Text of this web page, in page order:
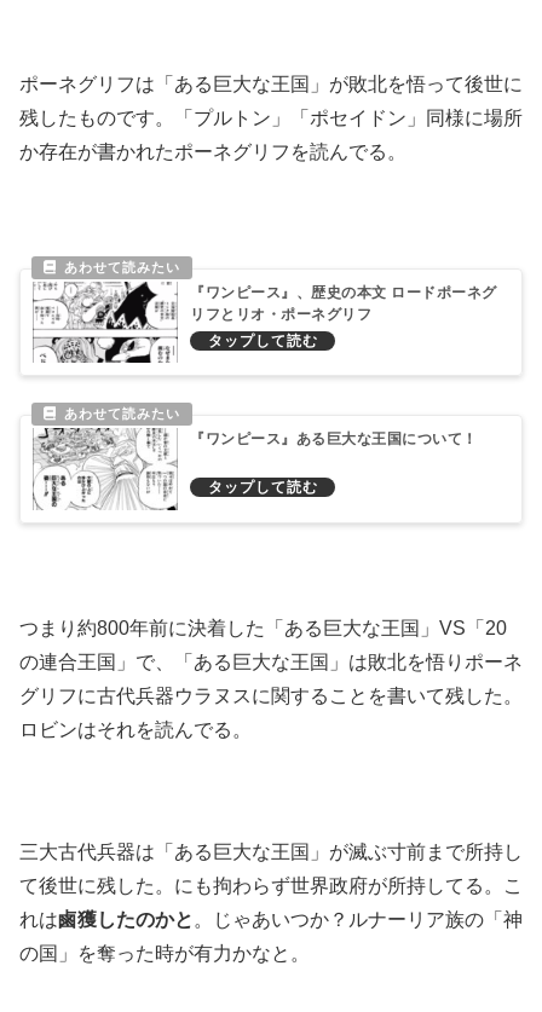
ポーネグリフは「ある巨大な王国」が敗北を悟って後世に
残したものです。「プルトン」「ポセイドン」同様に場所
か存在が書かれたポーネグリフを読んでる。
『ワンピース』、歴史の本文 ロードポーネグ
リフとリオ・ポーネグリフ
『ワンピース』ある巨大な王国について！
つまり約800年前に決着した「ある巨大な王国」VS「20
の連合王国」で、「ある巨大な王国」は敗北を悟りポーネ
グリフに古代兵器ウラヌスに関することを書いて残した。
ロビンはそれを読んでる。
三大古代兵器は「ある巨大な王国」が滅ぶ寸前まで所持し
て後世に残した。にも拘わらず世界政府が所持してる。こ
れは鹵獲したのかと 。じゃあいつか？ルナーリア族の「神
の国」を奪った時が有力かなと。